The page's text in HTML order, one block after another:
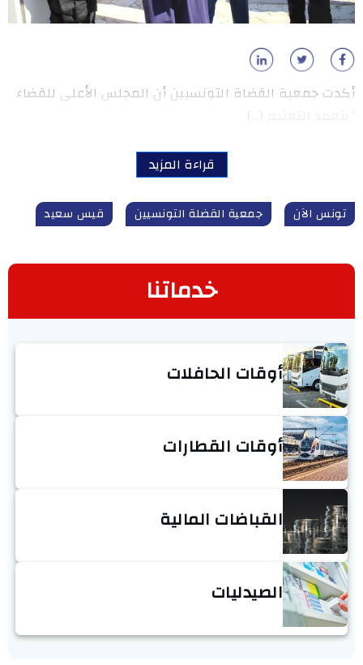
أكدت جمعية القضاة التونسيين أن المجلس الأعلى للقضاء
قراءة المزيد
تونس الآن جمعية القضلة التونسيين قيس سعيد
خدماتنا
أوقات الحافلات
أوقات القطارات
القباضات المالية
الصيدليات